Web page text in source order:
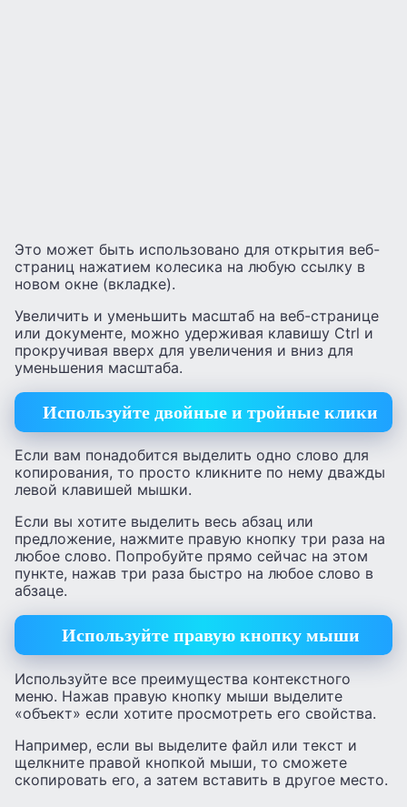
Это может быть использовано для открытия веб-
страниц нажатием колесика на любую ссылку в
новом окне (вкладке).
Увеличить и уменьшить масштаб на веб-странице
или документе, можно удерживая клавишу Ctrl и
прокручивая вверх для увеличения и вниз для
уменьшения масштаба.
Используйте двойные и тройные клики
Если вам понадобится выделить одно слово для
копирования, то просто кликните по нему дважды
левой клавишей мышки.
Если вы хотите выделить весь абзац или
предложение, нажмите правую кнопку три раза на
любое слово. Попробуйте прямо сейчас на этом
пункте, нажав три раза быстро на любое слово в
абзаце.
Используйте правую кнопку мыши
Используйте все преимущества контекстного
меню. Нажав правую кнопку мыши выделите
«объект» если хотите просмотреть его свойства.
Например, если вы выделите файл или текст и
щелкните правой кнопкой мыши, то сможете
скопировать его, а затем вставить в другое место.